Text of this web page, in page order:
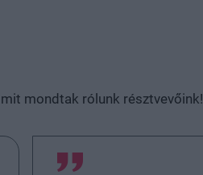
mondtak rólunk résztvevőink!